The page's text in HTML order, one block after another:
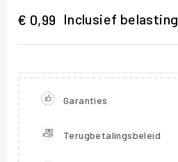
€ 0,99 Inclusief belasting
Garanties
Terugbetalingsbeleid